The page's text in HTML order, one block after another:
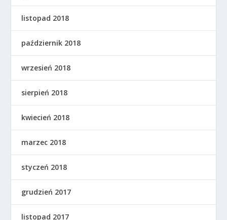
listopad 2018
październik 2018
wrzesień 2018
sierpień 2018
kwiecień 2018
marzec 2018
styczeń 2018
grudzień 2017
listopad 2017